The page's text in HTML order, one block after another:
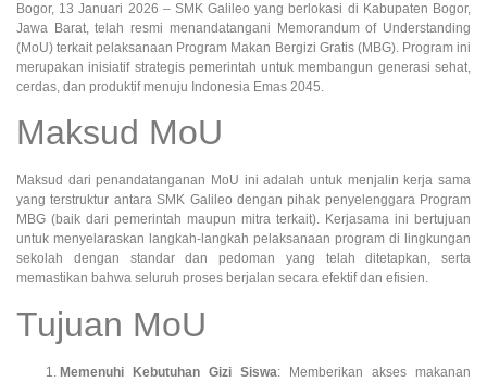
Bogor, 13 Januari 2026 – SMK Galileo yang berlokasi di Kabupaten Bogor,
Jawa Barat, telah resmi menandatangani Memorandum of Understanding
(MoU) terkait pelaksanaan Program Makan Bergizi Gratis (MBG). Program ini
merupakan inisiatif strategis pemerintah untuk membangun generasi sehat,
cerdas, dan produktif menuju Indonesia Emas 2045.
Maksud MoU
Maksud dari penandatanganan MoU ini adalah untuk menjalin kerja sama
yang terstruktur antara SMK Galileo dengan pihak penyelenggara Program
MBG (baik dari pemerintah maupun mitra terkait). Kerjasama ini bertujuan
untuk menyelaraskan langkah-langkah pelaksanaan program di lingkungan
sekolah dengan standar dan pedoman yang telah ditetapkan, serta
memastikan bahwa seluruh proses berjalan secara efektif dan efisien.
Tujuan MoU
Memenuhi Kebutuhan Gizi Siswa: Memberikan akses makanan